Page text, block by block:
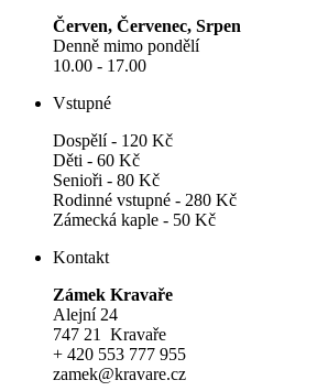
Červen, Červenec, Srpen
Denně mimo pondělí
10.00 - 17.00
Vstupné
Dospělí - 120 Kč
Děti - 60 Kč
Senioři - 80 Kč
Rodinné vstupné - 280 Kč
Zámecká kaple - 50 Kč
Kontakt
Zámek Kravaře
Alejní 24
747 21 Kravaře
+ 420 553 777 955
zamek@kravare.cz